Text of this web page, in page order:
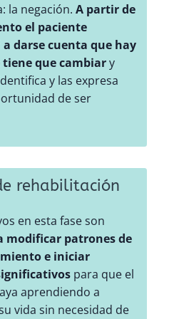
la negación. A partir de
el paciente
a darse cuenta que hay
tiene que cambiary
y las expresa
de ser
rehabilitación
en esta fase son
modificar patrones de
e iniciar
para que el
aprendiendo a
vida sin necesidad de